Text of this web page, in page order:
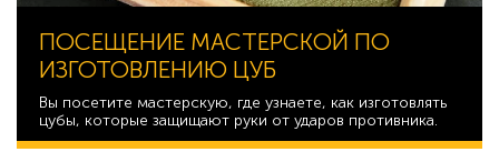
ПОСЕЩЕНИЕ МАСТЕРСКОЙ ПО
ИЗГОТОВЛЕНИЮ ЦУБ
Вы посетите мастерскую, где узнаете, как изготовлять
цубы, которые защищают руки от ударов противника.